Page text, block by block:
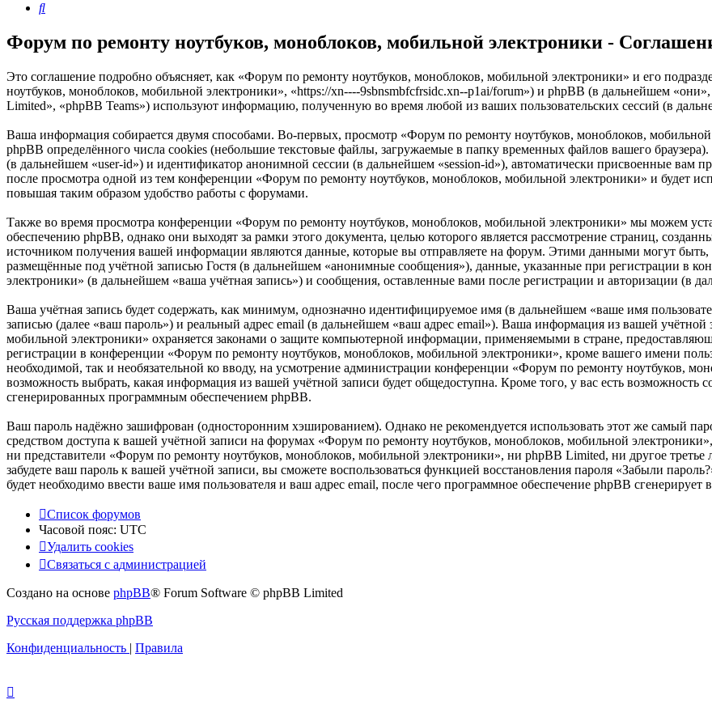
Поиск
Форум по ремонту ноутбуков, моноблоков, мобильной электроники -
Это соглашение подробно объясняет, как «Форум по ремонту ноутбуков, моноблоков, мобильной электроники» и его
ноутбуков, моноблоков, мобильной электроники», «https://xn----9sbnsmbfcfrsidc.xn--p1ai/forum») и phpBB (в дальнейшем
Limited», «phpBB Teams») используют информацию, полученную во время любой из ваших пользовательских сессий (в
Ваша информация собирается двумя способами. Во-первых, просмотр «Форум по ремонту ноутбуков, моноблоков,
phpBB определённого числа cookies (небольшие текстовые файлы, загружаемые в папку временных файлов вашего
(в дальнейшем «user-id») и идентификатор анонимной сессии (в дальнейшем «session-id»), автоматически присвоенные вам
после просмотра одной из тем конференции «Форум по ремонту ноутбуков, моноблоков, мобильной электроники» и будет
повышая таким образом удобство работы с форумами.
Также во время просмотра конференции «Форум по ремонту ноутбуков, моноблоков, мобильной электроники» мы можем
обеспечению phpBB, однако они выходят за рамки этого документа, целью которого является рассмотрение страниц,
источником получения вашей информации являются данные, которые вы отправляете на форум. Этими данными могут
размещённые под учётной записью Гостя (в дальнейшем «анонимные сообщения»), данные, указанные при регистрации в
электроники» (в дальнейшем «ваша учётная запись») и сообщения, оставленные вами после регистрации и авторизации (в
Ваша учётная запись будет содержать, как минимум, однозначно идентифицируемое имя (в дальнейшем «ваше имя
записью (далее «ваш пароль») и реальный адрес email (в дальнейшем «ваш адрес email»). Ваша информация из вашей
мобильной электроники» охраняется законами о защите компьютерной информации, применяемыми в стране,
регистрации в конференции «Форум по ремонту ноутбуков, моноблоков, мобильной электроники», кроме вашего имени
необходимой, так и необязательной ко вводу, на усмотрение администрации конференции «Форум по ремонту ноутбуков,
возможность выбрать, какая информация из вашей учётной записи будет общедоступна. Кроме того, у вас есть возможность
сгенерированных программным обеспечением phpBB.
Ваш пароль надёжно зашифрован (односторонним хэшированием). Однако не рекомендуется использовать этот же самый
средством доступа к вашей учётной записи на форумах «Форум по ремонту ноутбуков, моноблоков, мобильной
ни представители «Форум по ремонту ноутбуков, моноблоков, мобильной электроники», ни phpBB Limited, ни другое
забудете ваш пароль к вашей учётной записи, вы сможете воспользоваться функцией восстановления пароля «Забыли
будет необходимо ввести ваше имя пользователя и ваш адрес email, после чего программное обеспечение phpBB
Список форумов
Часовой пояс: UTC
Удалить cookies
Связаться
администрацией
Связаться с администрацией
Создано на основе phpBB® Forum Software © phpBB Limited
Русская поддержка phpBB
Конфиденциальность | Правила